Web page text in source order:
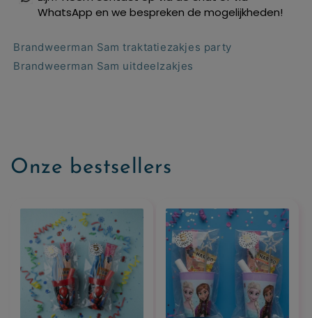
WhatsApp en we bespreken de mogelijkheden!
Brandweerman Sam traktatiezakjes party
Brandweerman Sam uitdeelzakjes
Onze bestsellers